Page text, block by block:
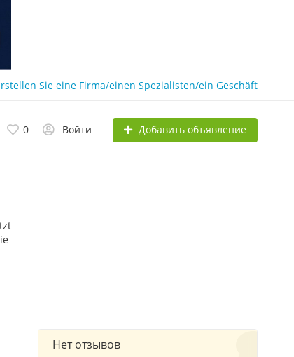
Sie eine Firma/einen Spezialisten/ein Geschäft
0 Войти Добавить объявление
Нет отзывов